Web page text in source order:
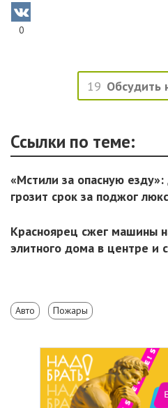
0
19 Обсудить
Ссылки по теме:
«Мстили за опасную
грозит срок за поджог
Красноярец сжег машины
элитного дома в центре и
Авто Пожары